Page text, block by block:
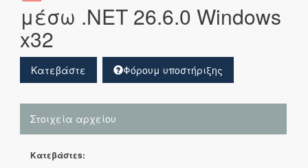
μέσω .NET 26.6.0 Windows
x32
Κατεβάστε Φόρουμ υποστήριξης
Στοιχεία αρχείου
Κατεβάστεs: